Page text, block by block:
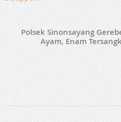
Polsek Sinonsayang
Ayam, Enam